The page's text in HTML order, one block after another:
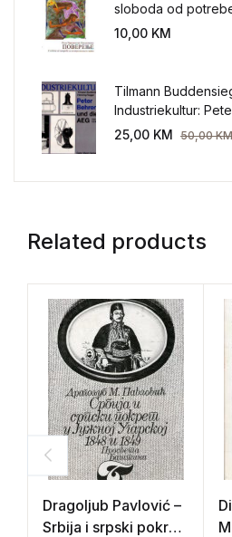
sloboda od
sveta
10,00 KM
Tilmann
Industriekultur:
AEG 1907-1914.
25,00 KM 50,00KM
Related products
Dragoljub Pavlović –
Srbija i srpski pokret